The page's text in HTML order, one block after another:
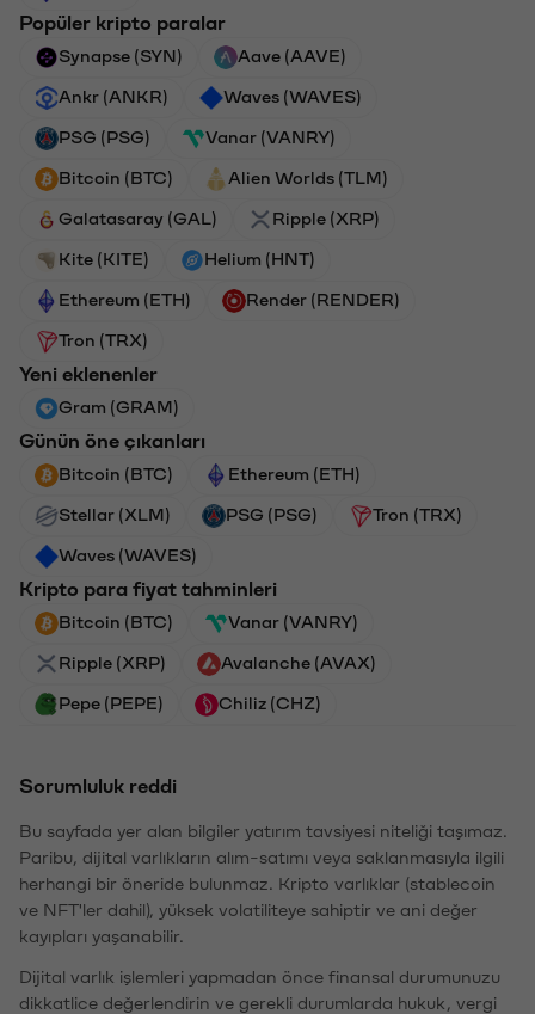
Popüler kripto paralar
Synapse (SYN) Aave (AAVE)
Ankr (ANKR) Waves (WAVES)
PSG (PSG) Vanar (VANRY)
Bitcoin (BTC) Alien Worlds (TLM)
Galatasaray (GAL) Ripple (XRP)
Kite (KITE) Helium (HNT)
Ethereum (ETH) Render (RENDER)
Tron (TRX)
Yeni eklenenler
Gram (GRAM)
Günün öne çıkanları
Bitcoin (BTC) Ethereum (ETH)
Stellar (XLM) PSG (PSG) Tron (TRX)
Waves (WAVES)
Kripto para fiyat tahminleri
Bitcoin (BTC) Vanar (VANRY)
Ripple (XRP) Avalanche (AVAX)
Pepe (PEPE) Chiliz (CHZ)
Sorumluluk reddi
Bu sayfada yer alan bilgiler yatırım tavsiyesi niteliği taşımaz.
Paribu, dijital varlıkların alım-satımı veya saklanmasıyla ilgili
herhangi bir öneride bulunmaz. Kripto varlıklar (stablecoin
ve NFT'ler dahil), yüksek volatiliteye sahiptir ve ani değer
kayıpları yaşanabilir.
Dijital varlık işlemleri yapmadan önce finansal durumunuzu
dikkatlice değerlendirin ve gerekli durumlarda hukuk, vergi